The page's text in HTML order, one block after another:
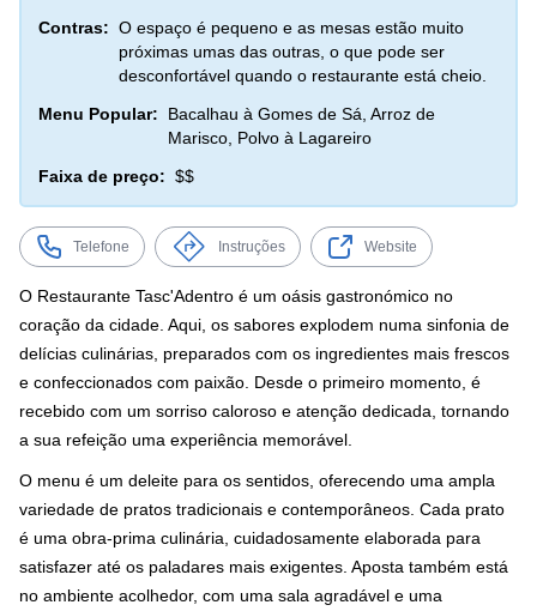
Contras: O espaço é pequeno e as mesas estão muito
próximas umas das outras, o que pode ser
desconfortável quando o restaurante está cheio.
Menu Popular:
Bacalhau à Gomes de Sá, Arroz de
Marisco, Polvo à Lagareiro
Faixa de preço: $$
Telefone Instruções Website
O Restaurante Tasc'Adentro é um oásis gastronómico no
coração da cidade. Aqui, os sabores explodem numa sinfonia de
delícias culinárias, preparados com os ingredientes mais frescos
e confeccionados com paixão. Desde o primeiro momento, é
recebido com um sorriso caloroso e atenção dedicada, tornando
a sua refeição uma experiência memorável.
O menu é um deleite para os sentidos, oferecendo uma ampla
variedade de pratos tradicionais e contemporâneos. Cada prato
é uma obra-prima culinária, cuidadosamente elaborada para
satisfazer até os paladares mais exigentes. Aposta também está
no ambiente acolhedor, com uma sala agradável e uma